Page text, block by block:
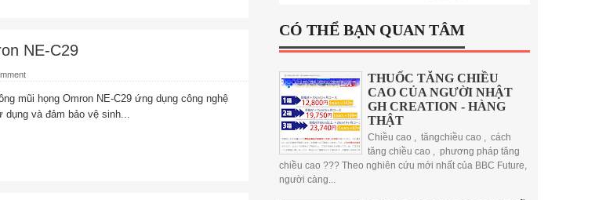
NE-C29
mũi họng Omron NE-C29 ứng dụng công nghệ
dụng và đảm bảo vệ sinh...
CÓ THỂ BẠN QUAN TÂM
THUỐC TĂNG CHIỀU
CAO CỦA NGƯỜI NHẬT
GH CREATION - HÀNG
THẬT
Chiều cao , tăngchiều cao , cách
tăng chiều cao , phương pháp tăng
chiều cao ??? Theo nghiên cứu mới nhất của BBC Future,
người càng...